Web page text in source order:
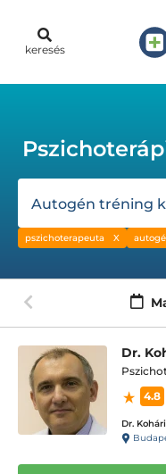
keresés
Autogén tréning
pszichoterapeuta
Dr.
4.8
Dr.